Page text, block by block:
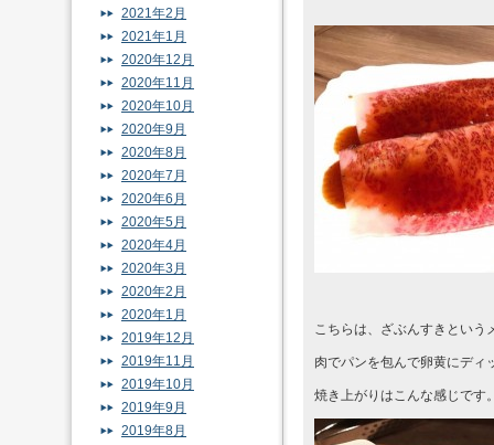
こちらは、ざぶんすきという
肉でパンを包んで卵黄にディ
焼き上がりはこんな感じです
2021年2月
2021年1月
2020年12月
2020年11月
2020年10月
2020年9月
2020年8月
2020年7月
2020年6月
2020年5月
2020年4月
2020年3月
2020年2月
2020年1月
2019年12月
2019年11月
2019年10月
2019年9月
2019年8月